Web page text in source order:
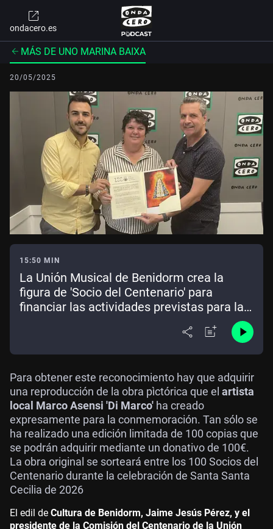
ondacero.es
MÁS DE UNO MARINA BAIXA
20/05/2025
15:50 MIN
La Unión Musical de Benidorm crea la
figura de 'Socio del Centenario' para
financiar las actividades previstas para la
Para obtener este reconocimiento hay que adquirir
una reproducción de la obra pìctórica que el artista
local Marco Asensi 'Di Marco' ha creado
expresamente para la conmemoración. Tan sólo se
ha realizado una edición limitada de 100 copias que
se podrán adquirir mediante un donativo de 100€.
La obra original se sorteará entre los 100 Socios del
Centenario durante la celebración de Santa Santa
Cecilia de 2026
El edil de Cultura de Benidorm, Jaime Jesús Pérez, y el
presidente de la Comisión del Centenario de la Unión